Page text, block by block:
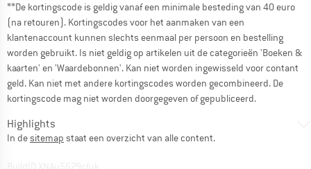
**De kortingscode is geldig vanaf een minimale besteding van 40 euro
(na retouren). Kortingscodes voor het aanmaken van een
klantenaccount kunnen slechts eenmaal per persoon en bestelling
worden gebruikt. Is niet geldig op artikelen uit de categorieën 'Boeken &
kaarten' en 'Waardebonnen'. Kan niet worden ingewisseld voor contant
geld. Kan niet met andere kortingscodes worden gecombineerd. De
kortingscode mag niet worden doorgegeven of gepubliceerd.
Highlights
In desitemap staat een overzicht van alle content.